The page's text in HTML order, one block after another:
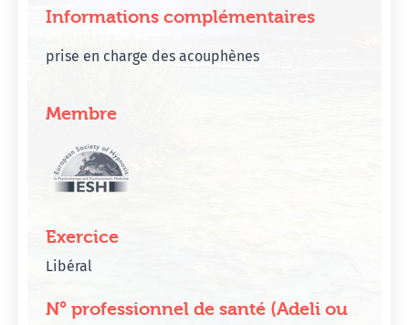
Informations complémentaires
prise en charge des acouphènes
Membre
Exercice
Libéral
N° professionnel de santé (Adeli ou